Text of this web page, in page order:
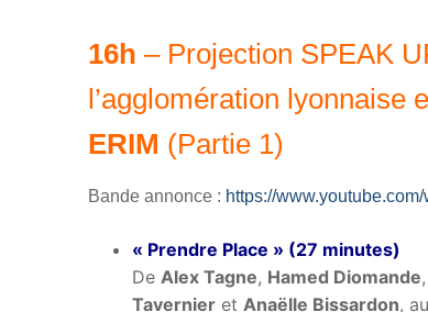
16h – Projection SPEAK
l’agglomération lyonnaise
ERIM (Partie 1)
Bande annonce : https://
« Prendre Place » (27 minutes)
De Alex Tagne, Hamed Diomande,
Tavernier et Anaëlle Bissardon, au